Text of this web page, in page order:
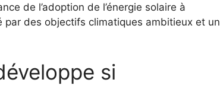
de l’adoption de l’énergie solaire à
par des objectifs climatiques ambitieux et un
si